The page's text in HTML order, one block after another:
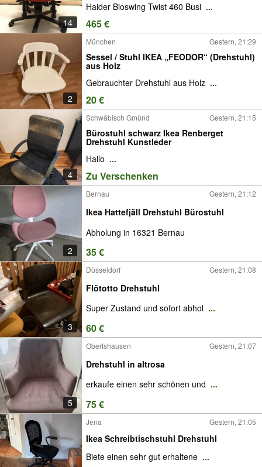
14
Haider Bioswing Twist 460 Busi ...
465 €
2
München Gestern, 21:29
Sessel / Stuhl IKEA „FEODOR“ (Drehstuhl)
aus Holz
Gebrauchter Drehstuhl aus Holz ...
20 €
4
Schwäbisch Gmünd Gestern, 21:15
Bürostuhl schwarz Ikea Renberget
Drehstuhl Kunstleder
Hallo ...
Zu Verschenken
2
Bernau Gestern, 21:12
Ikea Hattefjäll Drehstuhl Bürostuhl
Abholung in 16321 Bernau
35 €
3
Düsseldorf Gestern, 21:08
Flötotto Drehstuhl
Super Zustand und sofort abhol ...
60 €
5
Obertshausen Gestern, 21:07
Drehstuhl in altrosa
erkaufe einen sehr schönen und ...
75 €
Jena Gestern, 21:05
Ikea Schreibtischstuhl Drehstuhl
Biete einen sehr gut erhaltene ...